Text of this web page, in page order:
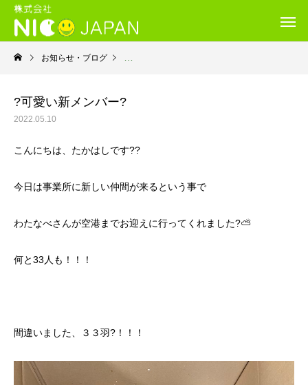
お知らせ・ブログ 就労継続支援Ｂ型・ニコプレイス
?可愛い新メンバー?
2022.05.10
こんにちは、たかはしです??
今日は事業所に新しい仲間が来るという事で
わたなべさんが空港までお迎えに行ってくれました?⛅
何と33人も！！！
間違いました、３３羽?！！！